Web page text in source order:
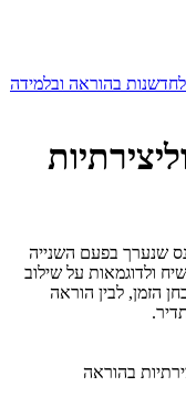
בהוראה ובלמידה
וליצירתיות
שנערך בפעם השנייה
ולדוגמאות על שילוב
הזמן, לבין הוראה